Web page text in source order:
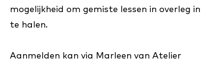
mogelijkheid om gemiste lessen in overleg in
te halen.
Aanmelden kan via Marleen van Atelier